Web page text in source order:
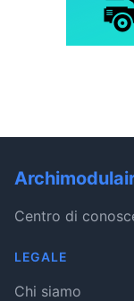
Centro di
LEGALE
Chi siamo